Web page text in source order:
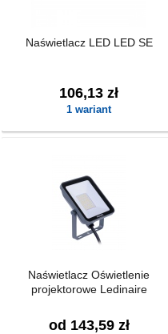
Naświetlacz LED LED SE
106,13 zł
1 wariant
Naświetlacz Oświetlenie
projektorowe Ledinaire
od 143,59 zł